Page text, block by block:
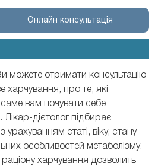
Онлайн консультація
Ви можете отримати консультацію
харчування, про те, які
вам почувати себе
дієтолог підбирає
урахуванням статі, віку, стану
особливостей метаболізму.
харчування дозволить